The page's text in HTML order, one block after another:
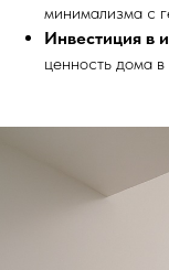
минимализма с
Инвестиция в
ценность дома в